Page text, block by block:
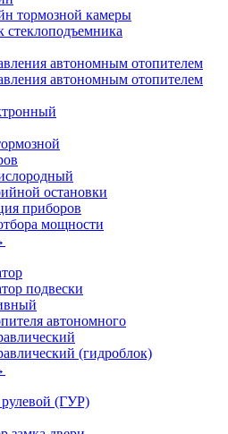
тормозной камеры
стеклоподъемника
автономным отопителем
автономным отопителем
остановки
приборов
мощности
подвески
автономного
(гидроблок)
рулевой (ГУР)